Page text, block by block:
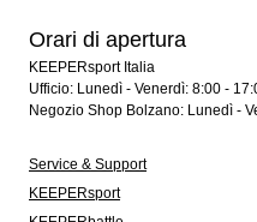
Orari di apertura
KEEPERsport Italia
Ufficio: Lunedì - Venerdì: 8:00 -
Negozio Shop Bolzano: Lunedì -
Service & Support
KEEPERsport